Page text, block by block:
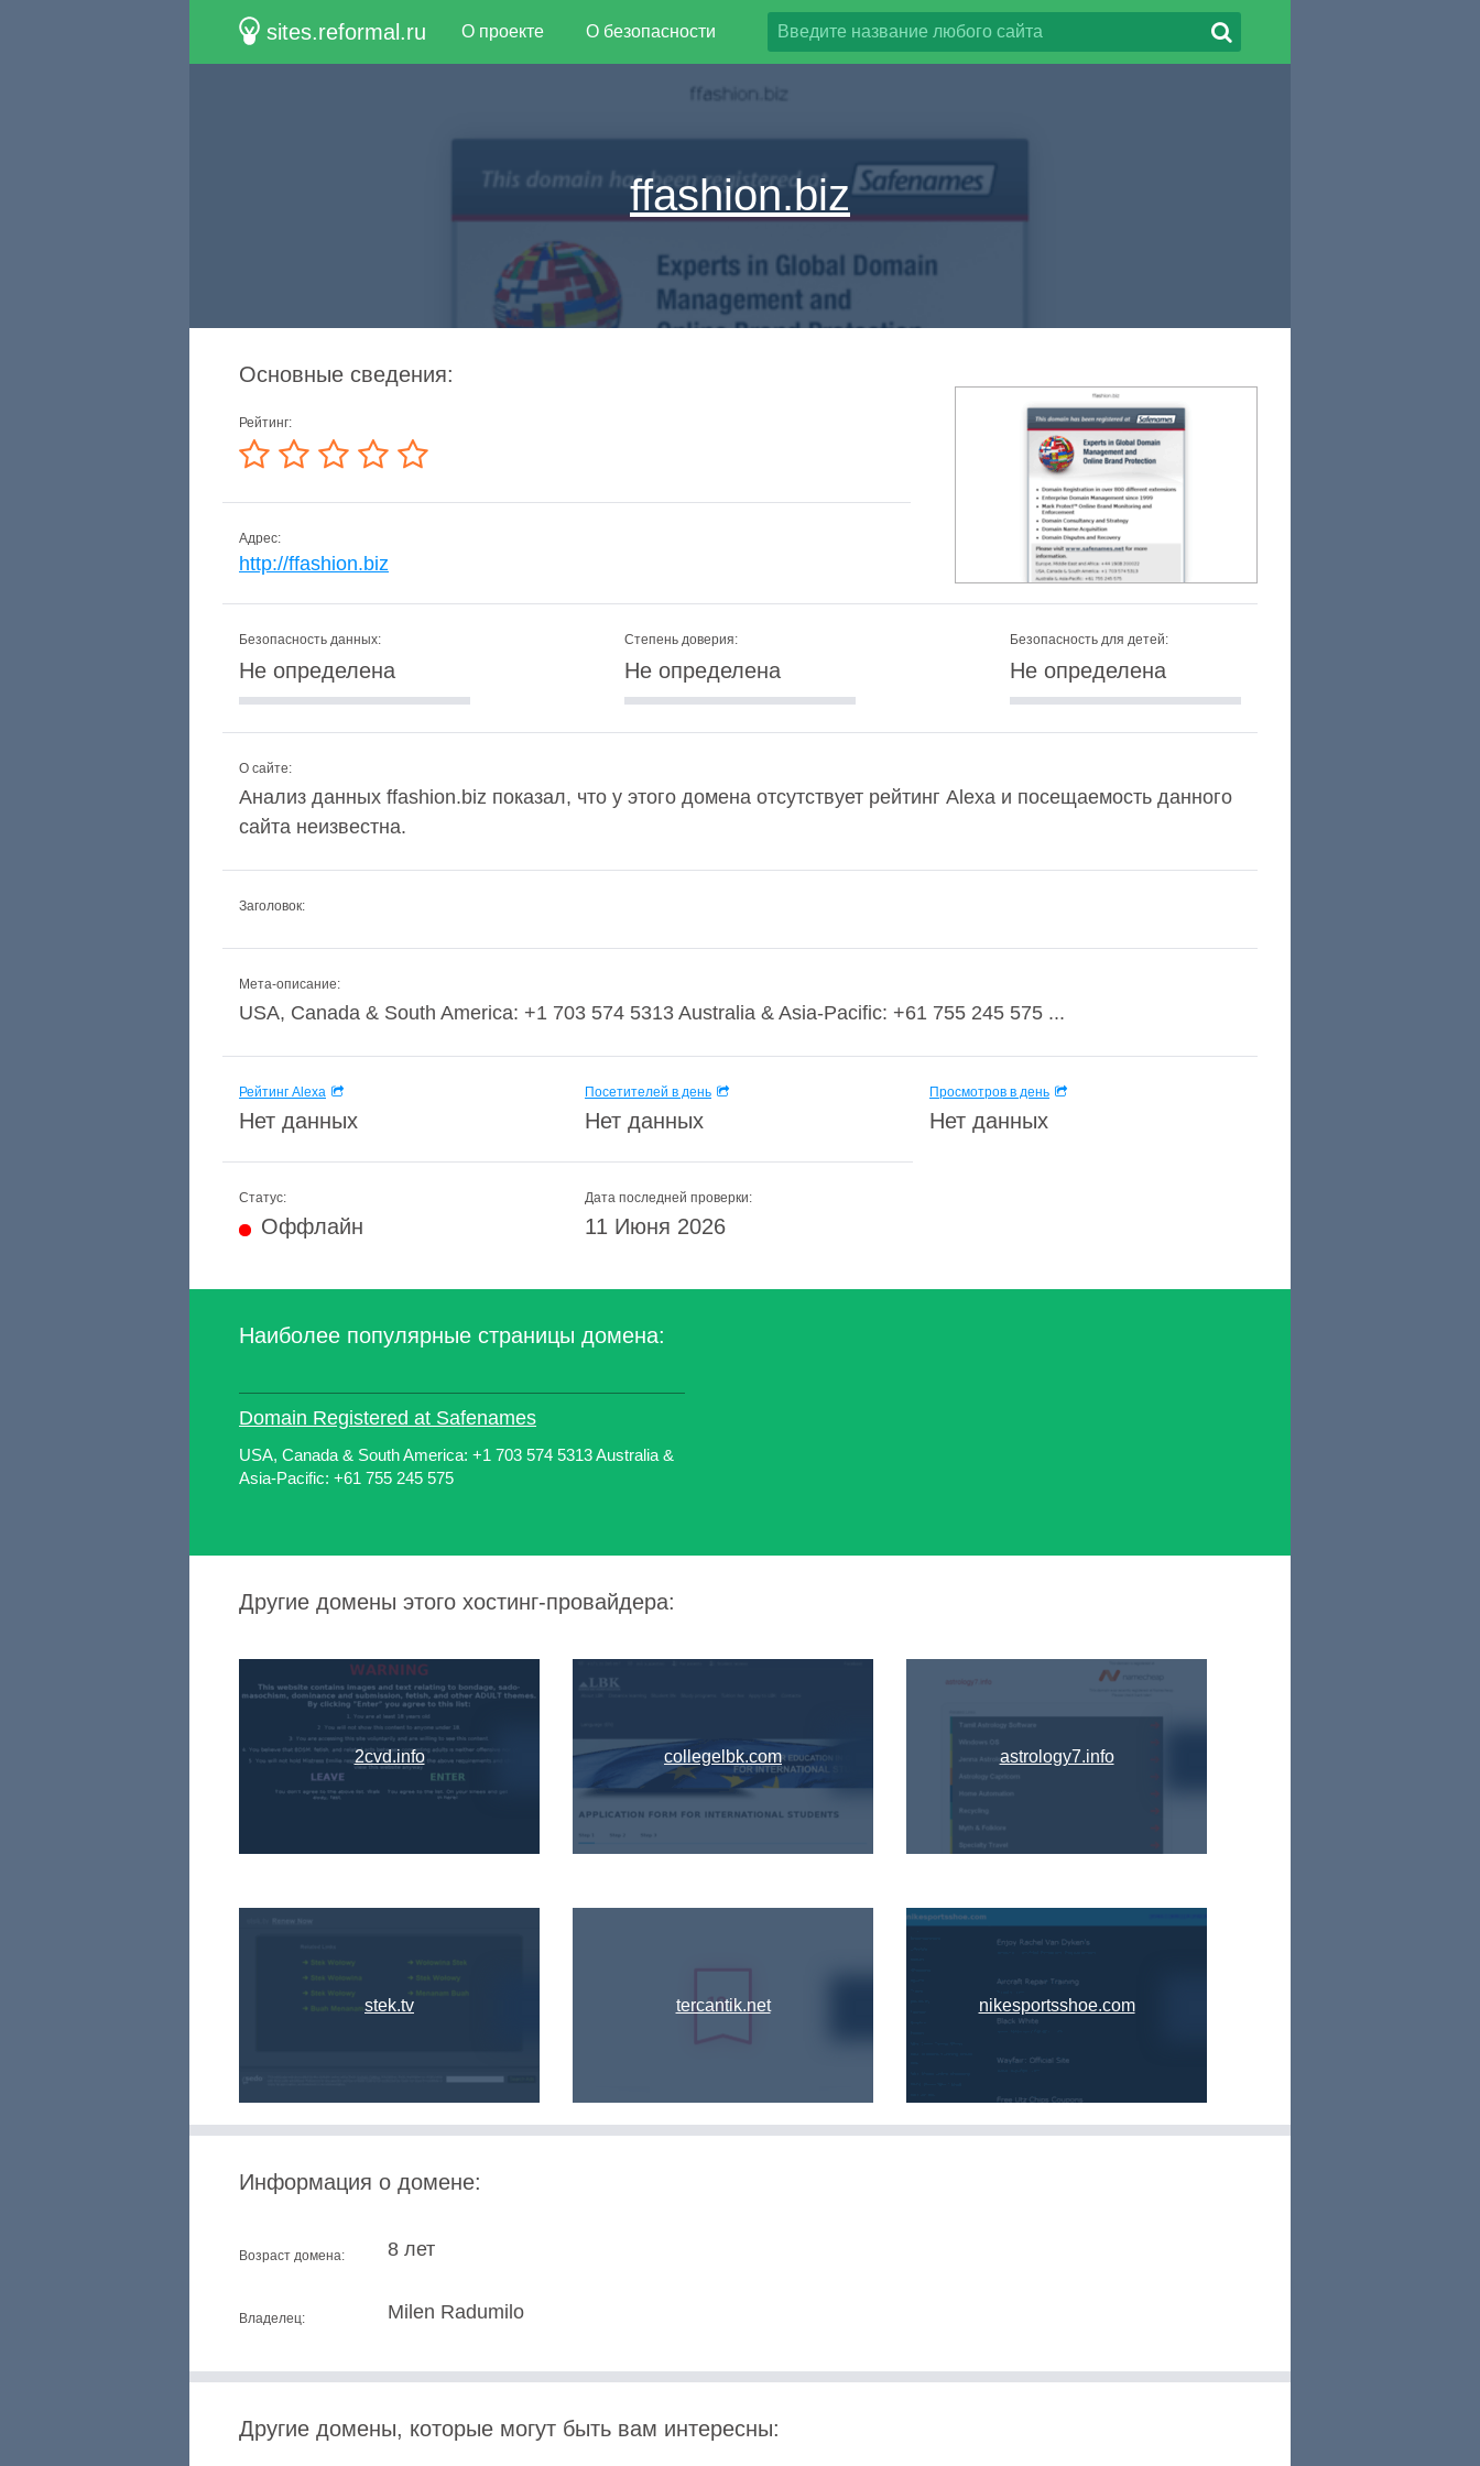
sites.reformal.ru О проекте О безопасности
ffashion.biz
Основные сведения:
Рейтинг:
Адрес:
http://ffashion.biz
Безопасность данных:
Не определена
Степень доверия:
Не определена
Безопасность для детей:
Не определена
О сайте:
Анализ данных ffashion.biz показал, что у этого домена отсутствует рейтинг Alexa и посещаемость данного
сайта неизвестна.
Заголовок:
Мета-описание:
USA, Canada & South America: +1 703 574 5313 Australia & Asia-Pacific: +61 755 245 575 ...
Рейтинг Alexa
Нет данных
Посетителей в день
Нет данных
Просмотров в день
Нет данных
Статус:
Оффлайн
Дата последней проверки:
11 Июня 2026
Наиболее популярные страницы домена:
Domain Registered at Safenames
USA, Canada & South America: +1 703 574 5313 Australia &
Asia-Pacific: +61 755 245 575
Другие домены этого хостинг-провайдера:
2cvd.info
stek.tv
collegelbk.com
tercantik.net
astrology7.info
nikesportsshoe.com
Информация о домене:
Возраст домена: 8 лет
Владелец: Milen Radumilo
Другие домены, которые могут быть вам интересны: